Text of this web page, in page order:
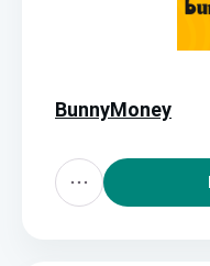
BunnyMoney